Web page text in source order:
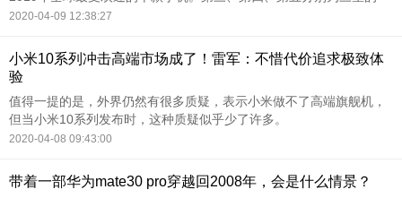
GalaxyA10、Galaxy A50和Galaxy A20，销量依次为3030万部、
2020-04-09 12:38:27
小米10系列冲击高端市场成了！雷军：不惜代价追求极致体
验
值得一提的是，外界仍然有很多质疑，表示小米做不了高端旗舰机，
但当小米10系列发布时，这种质疑似乎少了许多。
2020-04-08 09:43:00
带着一部华为mate30 pro穿越回2008年，会是什么情景？